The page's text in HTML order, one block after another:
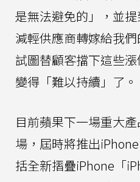
是無法避免的」，並
減輕供應商轉嫁給我
試圖替顧客擋下這些
變得「難以持續」了。
目前蘋果下一場重大
場，屆時將推出
括全新摺疊iPhone「